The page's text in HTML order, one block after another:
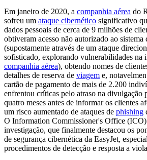
Em janeiro de 2020, a companhia aérea do
sofreu um ataque cibernético significativo
dados pessoais de cerca de 9 milhões de
obtiveram acesso não autorizado ao sistema
(supostamente através de um ataque
sofisticado, explorando vulnerabilidades na
companhia aérea), obtendo nomes de
detalhes de reserva de viagem e,
cartão de pagamento de mais de 2.200
enfrentou críticas pelo atraso na divulgação
quatro meses antes de informar os clientes
um risco aumentado de ataques de phishing
O Information Commissioner's Office
investigação, que finalmente destacou os
de segurança cibernética da EasyJet,
procedimentos de detecção e resposta a